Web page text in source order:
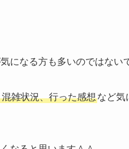
になる方も多いのではない
雑状況、行った感想など気